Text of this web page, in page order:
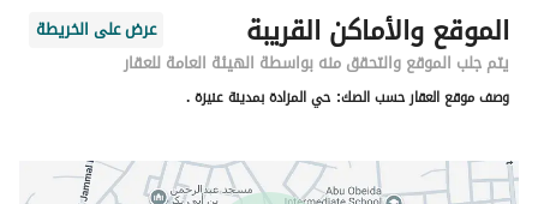
رقم المبنى
8011
الرقم الاضافي
2987
خط العرض
26.07903744999751
الموقع والأماكن القريبة
عرض على الخريطة
يتم جلب الموقع والتحقق منه بواسطة الهيئة العامة للعقار
وصف موقع العقار حسب الصك: حي المزادة بمدينة عنيزة .